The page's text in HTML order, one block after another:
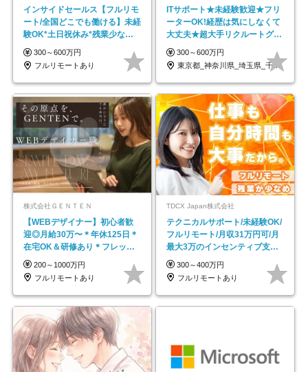
インサイドセールス【フルリモ
ート/全国どこでも働ける】未経
験OK*土日祝休み*残業少なめ*
在宅勤務手当あり
300～600万円
フルリモートあり
ITサポート★未経験歓迎★フリ
ーターOK!経歴は気にしなくて
大丈夫★超大手リクルートグル
ープの正社員/sg
300～600万円
東京都_神奈川県_埼玉県_千葉県_大阪府…
株式会社ＧＥＮＴＥＮ
【WEBデザイナー】初⼼者歓
迎◎⽉給30万〜＊年休125⽇＊
在宅OK＆研修あり＊フレック
ス
200～1000万円
フルリモートあり
TDCX Japan株式会社
テクニカルサポート/未経験OK/
フルリモート/月収31万円可/月
最大3万のインセンティブ支給/
平均年齢33歳
300～400万円
フルリモートあり